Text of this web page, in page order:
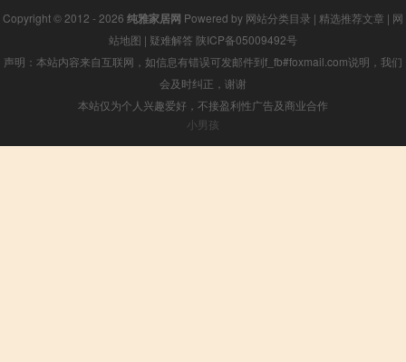
Copyright © 2012 - 2026 纯雅家居网 Powered by 网站分类目录 | 精选推荐文章 | 网
站地图 | 疑难解答 陕ICP备05009492号
声明：本站内容来自互联网，如信息有错误可发邮件到f_fb#foxmail.com说明，我们
会及时纠正，谢谢
本站仅为个人兴趣爱好，不接盈利性广告及商业合作
小男孩